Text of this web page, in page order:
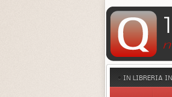
IN LIBRERIA IN